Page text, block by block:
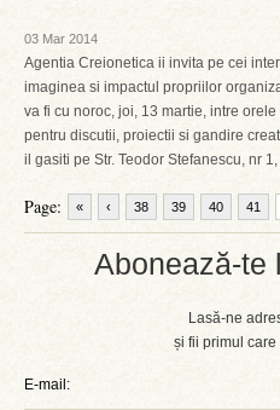
Abonează-te
Lasă-ne
și fii primul
E-mail:
03 Mar 2014
Agentia Creionetica ii invita pe cei
imaginea si impactul propriilor
va fi cu noroc, joi, 13 martie, intre
pentru discutii, proiectii si gandire
il gasiti pe Str. Teodor Stefanescu, nr
Page: « ‹ 38 39 40 41